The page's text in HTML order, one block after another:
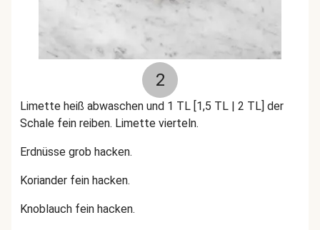
2
Limette heiß abwaschen und 1 TL [1,5 TL | 2 TL] der
Schale fein reiben. Limette vierteln.
Erdnüsse grob hacken.
Koriander fein hacken.
Knoblauch fein hacken.